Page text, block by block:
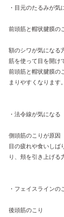
・目元のたるみが気
前頭筋と帽状腱膜の
額のシワが気になる
筋を使って目を開け
前頭筋と帽状腱膜の
まりやすくなります。
・法令線が気になる
側頭筋のこりが原因
目の疲れや食いしば
り、頬を引き上げる
・フェイスラインの
後頭筋のこり